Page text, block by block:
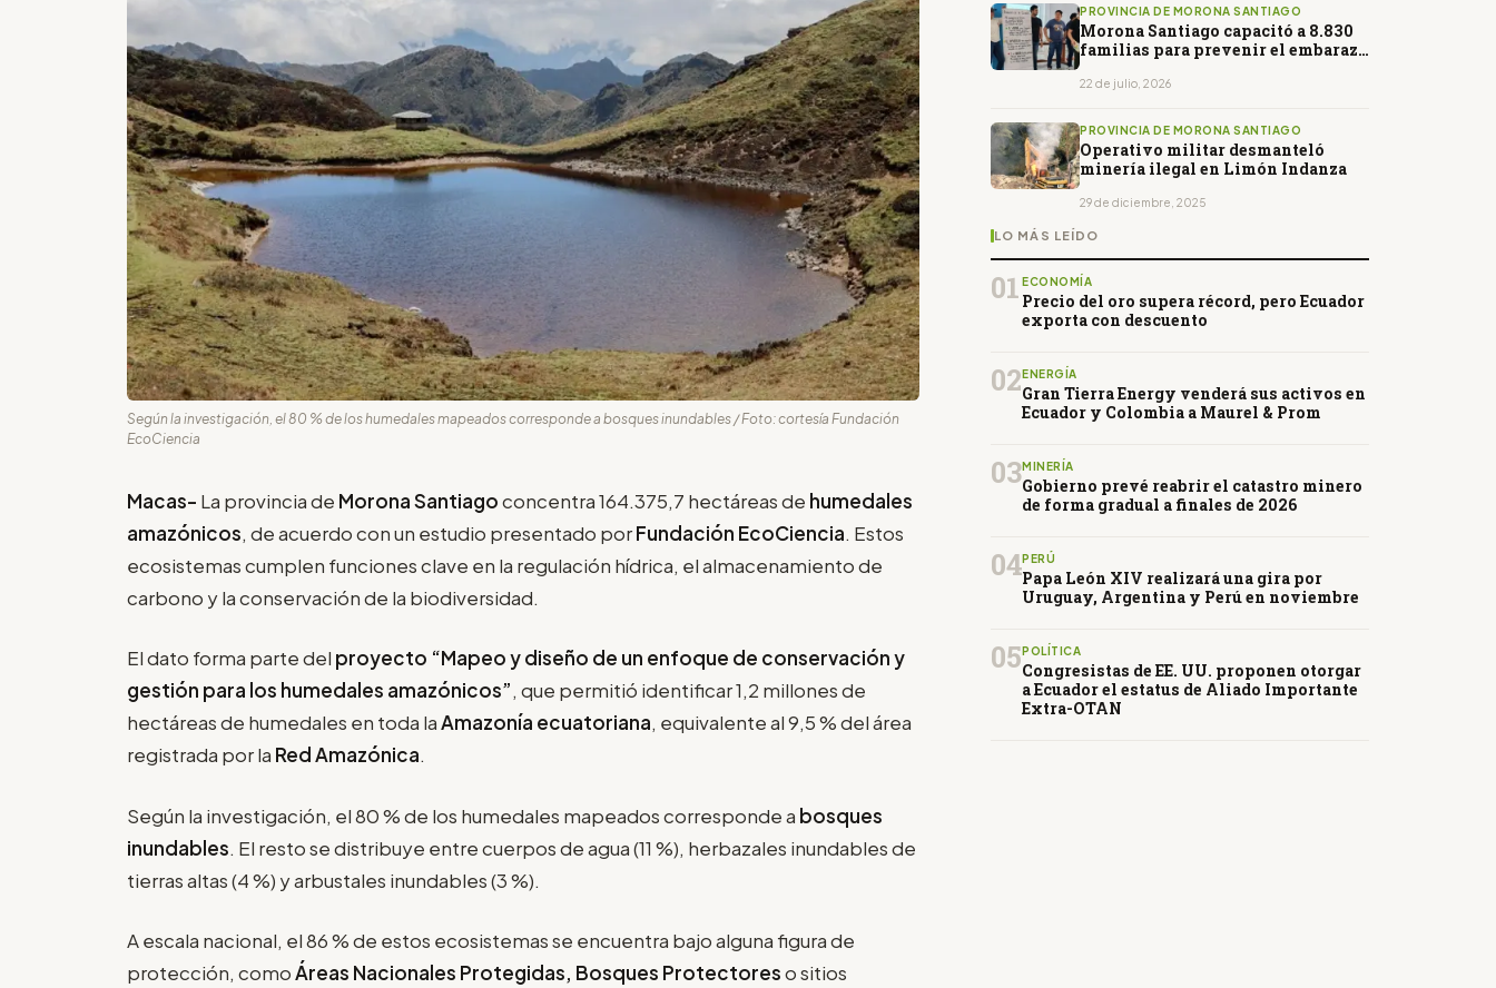
Según la investigación, el 80 % de los humedales mapeados corresponde a bosques inundables / Foto: cortesía Fundación
EcoCiencia
Macas- La provincia de Morona Santiagoconcentra 164.375,7 hectáreas de humedales
amazónicos, de acuerdo con un estudio presentado porFundación EcoCiencia. Estos
ecosistemas cumplen funciones clave en la regulación hídrica, el almacenamiento de
carbono y la conservación de la biodiversidad.
El dato forma parte del proyecto “Mapeo y diseño de un enfoque de conservación y
gestión para los humedales amazónicos”, que permitió identificar 1,2 millones de
hectáreas de humedales en toda laAmazonía ecuatoriana, equivalente al 9,5 % del área
registrada por la Red Amazónica.
Según la investigación, el 80 % de los humedales mapeados corresponde a bosques
inundables. El resto se distribuye entre cuerpos de agua (11 %), herbazales inundables de
tierras altas (4 %) y arbustales inundables (3 %).
A escala nacional, el 86 % de estos ecosistemas se encuentra bajo alguna figura de
protección, comoÁreas Nacionales Protegidas, Bosques Protectoreso sitios
PROVINCIA DE MORONA SANTIAGO
Morona Santiago capacitó a 8.830
familias para prevenir el embarazo
22 de julio, 2026
PROVINCIA DE MORONA SANTIAGO
Operativo militar desmanteló
minería ilegal en Limón Indanza
29 de diciembre, 2025
LO MÁS LEÍDO
01 ECONOMÍA
Precio del oro supera récord, pero Ecuador
exporta con descuento
02 ENERGÍA
Gran Tierra Energy venderá sus activos en
Ecuador y Colombia a Maurel & Prom
03MINERÍA
Gobierno prevé reabrir el catastro minero
de forma gradual a finales de 2026
04PERÚ
Papa León XIV realizará una gira por
Uruguay, Argentina y Perú en noviembre
05 POLÍTICA
Congresistas de EE. UU. proponen otorgar
a Ecuador el estatus de Aliado Importante
Extra-OTAN